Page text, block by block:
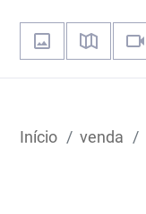
Início venda